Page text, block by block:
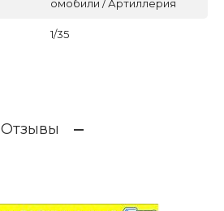
омобили / Артиллерия
1/35
Отзывы